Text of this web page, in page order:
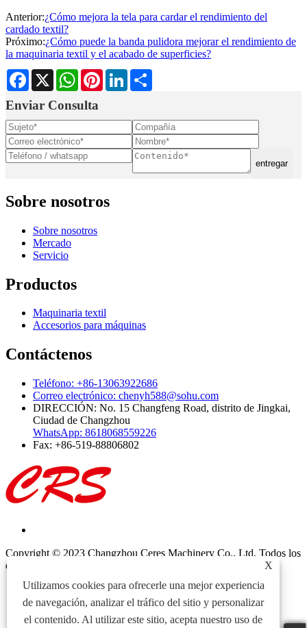
Anterior:¿Cómo mejora la tela para cardar el rendimiento del
cardado textil?
Próximo:¿Cómo puede la banda pulidora mejorar el rendimiento de
la maquinaria textil y el acabado de superficies?
Facebook
X WhatsAppPinterestLinkedIn
Enviar Consulta
entregar
Sobre nosotros
Sobre nosotros
Mercado
Servicio
Productos
Maquinaria textil
Accesorios para máquinas
Contáctenos
Teléfono: +86-13063922686
Correo electrónico: chenyh588@sohu.com
DIRECCIÓN: No. 15 Changfeng Road, distrito de Jingkai,
Ciudad de Changzhou
WhatsApp: 8618068559226
Fax: +86-519-88806802
Copyright © 2023 Changzhou Ceres Machinery Co., Ltd. Todos los
derechos reservados.
Links
Sitemap
XML
X
Utilizamos cookies para ofrecerle una mejor experiencia
de navegación, analizar el tráfico del sitio y personalizar
el contenido. Al utilizar este sitio, acepta nuestro uso de